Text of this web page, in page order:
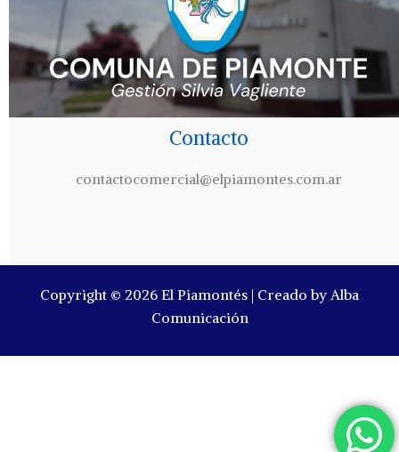
Contacto
contactocomercial@elpiamontes.com.ar
Copyright © 2026 El Piamontés | Creado by Alba
Comunicación